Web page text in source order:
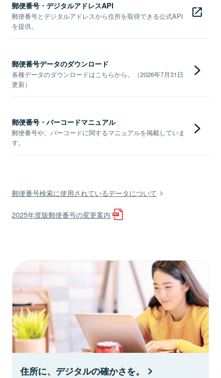
郵便番号・デジタルアドレスAPI
郵便番号とデジタルアドレスから住所を取得できる公式API
を提供。
郵便番号データのダウンロード
各種データのダウンロードはこちらから。（2026年7月31日
更新）
郵便番号・バーコードマニュアル
郵便番号や、バーコードに関するマニュアルを掲載していま
す。
郵便番号検索に使用されているデータについて
2025年度版郵便番号の変更案内
住所に、デジタルの確かさを。